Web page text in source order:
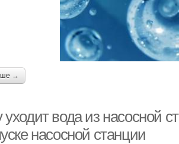
→
вода из насосной
насосной станции